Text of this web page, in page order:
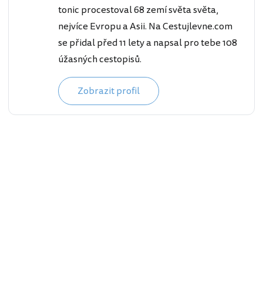
tonic procestoval 68 zemí světa světa,
nejvíce Evropu a Asii. Na Cestujlevne.com
se přidal před 11 lety a napsal pro tebe 108
úžasných cestopisů.
Zobrazit profil